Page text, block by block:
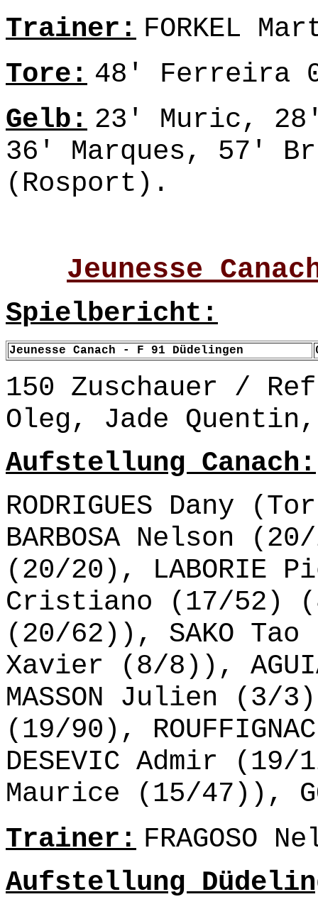
Trainer: FORKEL
Tore: 48' Ferreira
Gelb: 23' Muric, 28'
36' Marques, 57'
(Rosport).
Jeunesse
Spielbericht:
Jeunesse Canach - F 91 Düdelingen
150 Zuschauer /
Oleg, Jade
Aufstellung Canach:
RODRIGUES Dany
BARBOSA Nelson
(20/20), LABORIE
Cristiano (17/52)
(20/62)), SAKO Tao
Xavier (8/8)),
MASSON Julien (3/
(19/90),
DESEVIC Admir
Maurice (15/47)),
Trainer: FRAGOSO
Aufstellung